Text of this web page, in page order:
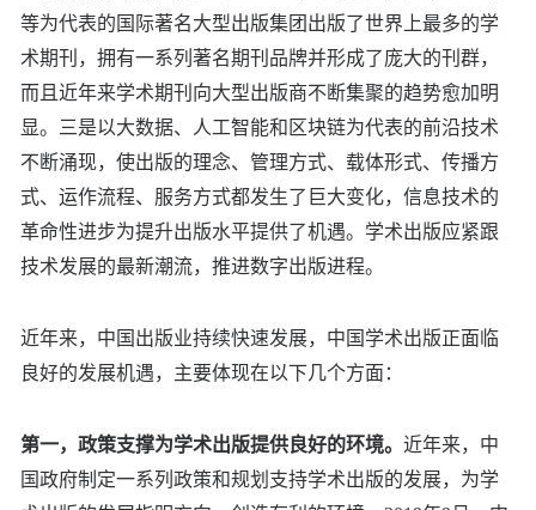
等为代表的国际著名大型出版集团出版了世界上最多的学
术期刊，拥有一系列著名期刊品牌并形成了庞大的刊群，
而且近年来学术期刊向大型出版商不断集聚的趋势愈加明
显。三是以大数据、人工智能和区块链为代表的前沿技术
不断涌现，使出版的理念、管理方式、载体形式、传播方
式、运作流程、服务方式都发生了巨大变化，信息技术的
革命性进步为提升出版水平提供了机遇。学术出版应紧跟
技术发展的最新潮流，推进数字出版进程。
近年来，中国出版业持续快速发展，中国学术出版正面临
良好的发展机遇，主要体现在以下几个方面：
第一，政策支撑为学术出版提供良好的环境。 近年来，中
国政府制定一系列政策和规划支持学术出版的发展，为学